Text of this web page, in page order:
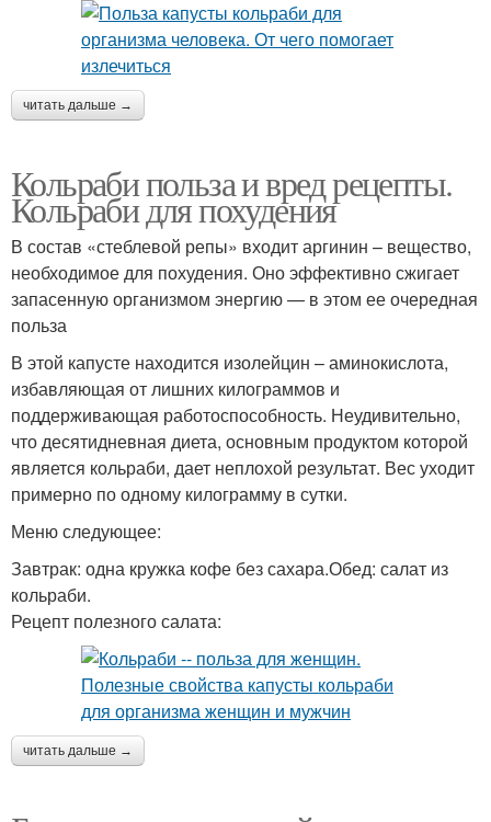
читать дальше →
Кольраби польза и вред рецепты.
Кольраби для похудения
В состав «стеблевой репы» входит аргинин – вещество,
необходимое для похудения. Оно эффективно сжигает
запасенную организмом энергию — в этом ее очередная
польза
В этой капусте находится изолейцин – аминокислота,
избавляющая от лишних килограммов и
поддерживающая работоспособность. Неудивительно,
что десятидневная диета, основным продуктом которой
является кольраби, дает неплохой результат. Вес уходит
примерно по одному килограмму в сутки.
Меню следующее:
Завтрак: одна кружка кофе без сахара.Обед: салат из
кольраби.
Рецепт полезного салата:
читать дальше →